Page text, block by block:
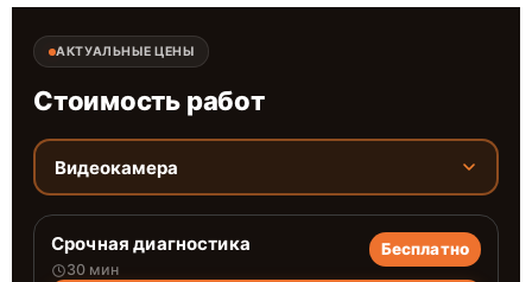
АКТУАЛЬНЫЕ ЦЕНЫ
Стоимость работ
Видеокамера
Срочная диагностика
30 мин
Бесплатно